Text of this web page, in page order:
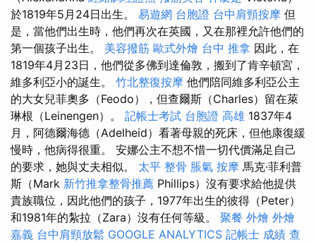
於1819年5月24日出生。 易遊網 台胞證 台中肩頸按摩 但
是，當他們出生時，他們再次在英國，又在那裡允許他們的
第一個孩子出生。 美容撥筋 歐式外燴 台中 推拿 因此，在
1819年4月23日，他們從多佛到達倫敦，搬到了肯辛頓宮，
維多利亞小的誕生。 竹北整復按摩 他們陪同維多利亞公主
的大女兒菲奧多（Feodo），但查爾斯（Charles）留在萊
琳根（Leinengen）。 記帳士考試 台胞證 高雄 1837年4
月，阿德爾海德（Adelheid）看著母親的死床，但他康復緩
慢時，他病得很重。 安娜公主不想不惜一切代價滿足自己
的要求，她與丈夫相似。 太平 整骨 脹氣 按摩 馬克·菲利普
斯（Mark 新竹推拿整骨推薦 Phillips）沒有要求給他提供
貴族職位，因此他們的孩子，1977年出生的彼得（Peter）
和1981年的紮拉（Zara）沒有任何等級。 聚餐 外燴 外燴
嘉義 台中肩頸放鬆 GOOGLE ANALYTICS 記帳士 成績 查